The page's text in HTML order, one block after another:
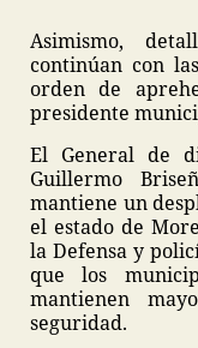
Asimismo,
continúan con
orden de
presidente
El General de
Guillermo
mantiene un
el estado de
la Defensa y
que los
mantienen
seguridad.